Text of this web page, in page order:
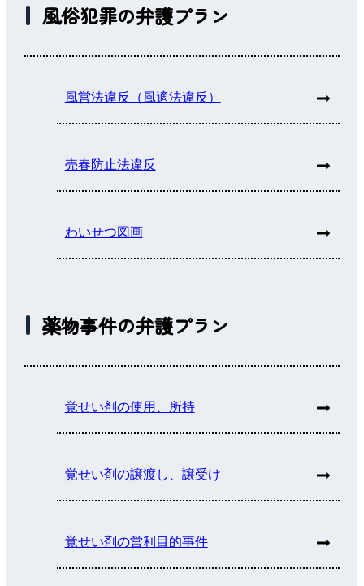
風俗犯罪の弁護プラン
風営法違反（風適法違反）
売春防止法違反
わいせつ図画
薬物事件の弁護プラン
覚せい剤の使用、所持
覚せい剤の譲渡し、譲受け
覚せい剤の営利目的事件